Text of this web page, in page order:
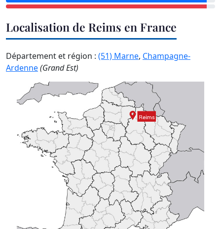
Localisation de Reims en France
Département et région : (51) Marne, Champagne-
Ardenne(Grand Est)